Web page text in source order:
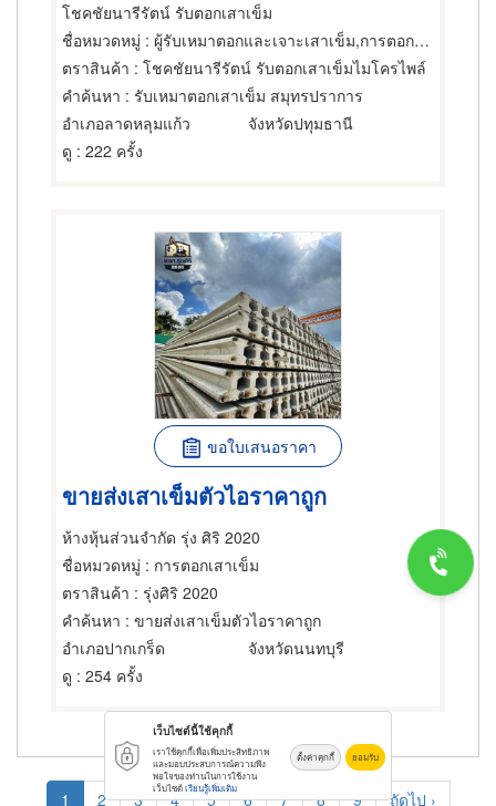
โชคชัยนารีรัตน์ รับตอกเสาเข็ม
ชื่อหมวดหมู่ : ผู้รับเหมาตอกและเจาะเสาเข็ม,การตอกเสาเข็ม,อุปกรณ์สำหรับ ผู้รับเหมาตอกเสาเข็ม
ตราสินค้า : โชคชัยนารีรัตน์ รับตอกเสาเข็มไมโครไพล์
คำค้นหา : รับเหมาตอกเสาเข็ม สมุทรปราการ
อำเภอลาดหลุมแก้ว
จังหวัดปทุมธานี
ดู : 222 ครั้ง
ขอใบเสนอราคา
ขายส่งเสาเข็มตัวไอราคาถูก
ห้างหุ้นส่วนจำกัด รุ่ง ศิริ 2020
ชื่อหมวดหมู่ : การตอกเสาเข็ม
ตราสินค้า : รุ่งศิริ 2020
คำค้นหา : ขายส่งเสาเข็มตัวไอราคาถูก
อำเภอปากเกร็ด
จังหวัดนนทบุรี
ดู : 254 ครั้ง
Pagination
Current
1 Page
2 Page
3 Page
4 Page
5 Page
6 Page
7 Page
8 Page
9 Next
ถัดไป ›
เว็บไซต์นี้ใช้คุกกี้
เราใช้คุกกี้เพื่อเพิ่มประสิทธิภาพ
และมอบประสบการณ์ความพึง
พอใจของท่านในการใช้งาน
เว็บไซต์เรียนรู้เพิ่มเติม
ตั้งค่าคุกกี้ ยอมรับ